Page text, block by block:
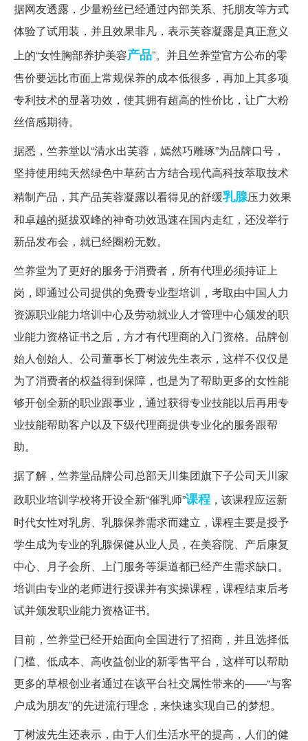
据网友透露，少量粉丝已经通过内部关系、托朋友等方式
体验了试用装，并且效果非凡，表示芙蓉凝露是真正意义
上的“女性胸部养护美容产品”。并且竺养堂官方公布的零
售价要远比市面上常规保养的成本低很多，再加上其多项
专利技术的显著功效，使其拥有超高的性价比，让广大粉
丝倍感期待。
据悉，竺养堂以“清水出芙蓉，嫣然巧雕琢”为品牌口号，
坚持使用纯天然绿色中草药古方结合现代高科技萃取技术
精制产品，其产品芙蓉凝露以看得见的舒缓乳腺压力效果
和卓越的挺拔双峰的神奇功效迅速在国内走红，还没举行
新品发布会，就已经圈粉无数。
竺养堂为了更好的服务于消费者，所有代理必须持证上
岗，即通过公司提供的免费专业型培训，考取由中国人力
资源职业能力培训中心及劳动就业人才管理中心颁发的职
业能力资格证书之后，方才有代理商的入门资格。品牌创
始人创始人、公司董事长丁树波先生表示，这样不仅仅是
为了消费者的权益得到保障，也是为了帮助更多的女性能
够开创全新的职业跟事业，通过获得专业技能以后再用专
业技能帮助客户以及下级代理商提供专业化的服务跟帮
助。
据了解，竺养堂品牌公司总部天川集团旗下子公司天川家
政职业培训学校将开设全新“催乳师”课程 ，该课程应运新
时代女性对乳房、乳腺保养需求而建立，课程主要是授予
学生成为专业的乳腺保健从业人员，在美容院、产后康复
中心、月子会所、上门服务等渠道都已经产生需求缺口。
培训由专业的老师进行授课并有实操课程，课程结束后考
试并颁发职业能力资格证书。
目前，竺养堂已经开始面向全国进行了招商，并且选择低
门槛、低成本、高收益创业的新零售平台，这样可以帮助
更多的草根创业者通过在该平台社交属性带来的——“与客
户成为朋友”的先进流行理念，来快速实现自己的梦想。
丁树波先生还表示，由于人们生活水平的提高，人们的健